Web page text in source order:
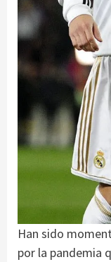
Han sido
por la pandemia